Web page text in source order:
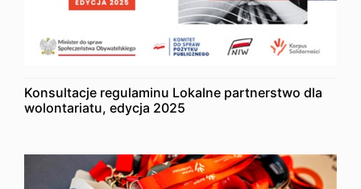
Konsultacje regulaminu Lokalne partnerstwo dla
wolontariatu, edycja 2025